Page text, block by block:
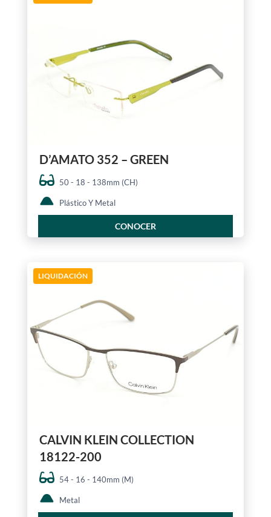
D’AMATO 352 – GREEN
50 - 18 - 138mm (CH)
Plástico Y Metal
CONOCER
LIQUIDACIÓN
CALVIN KLEIN COLLECTION
18122-200
54 - 16 - 140mm (M)
Metal